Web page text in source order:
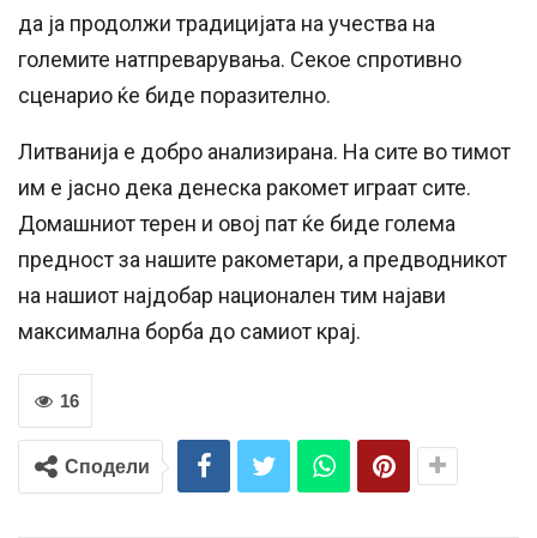
да ја продолжи традицијата на учества на
големите натпреварувања. Секое спротивно
сценарио ќе биде поразително.
Литванија е добро анализирана. На сите во тимот
им е јасно дека денеска ракомет играат сите.
Домашниот терен и овој пат ќе биде голема
предност за нашите ракометари, а предводникот
на нашиот најдобар национален тим најави
максимална борба до самиот крај.
16
Сподели